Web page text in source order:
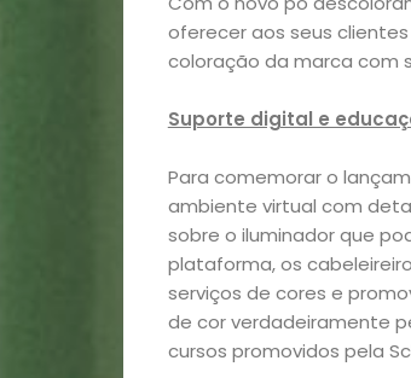
lá!
e
Decoração
Exclusiva
Homem
oferecer aos seus
coloração da marca com
Suporte digital e
Para comemorar o
ambiente virtual com
sobre o iluminador que
plataforma, os
serviços de cores e
de cor verdadeiramente
cursos promovidos pela